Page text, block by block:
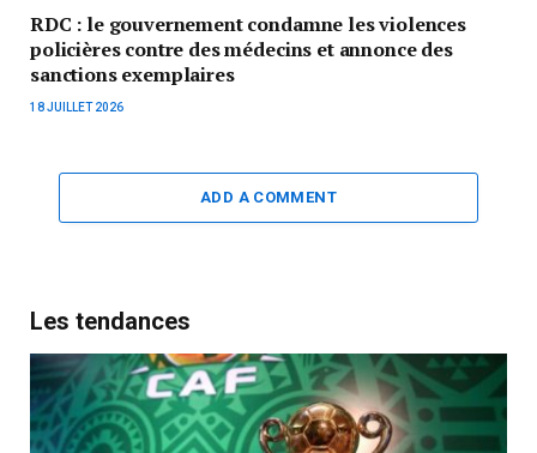
RDC : le gouvernement condamne les violences
policières contre des médecins et annonce des
sanctions exemplaires
18 JUILLET 2026
ADD A COMMENT
Les tendances